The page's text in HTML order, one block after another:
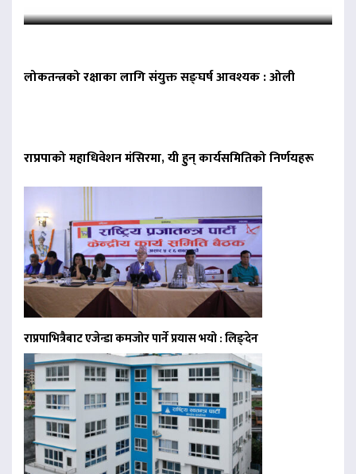
लोकतन्त्रको रक्षाका लागि संयुक्त सङ्घर्ष आवश्यक : ओली
राप्रपाको महाधिवेशन मंसिरमा, यी हुन् कार्यसमितिको निर्णयहरू
राप्रपाभित्रैबाट एजेन्डा कमजोर पार्ने प्रयास भयो : लिङ्देन